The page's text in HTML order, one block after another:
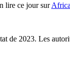
lire ce jour sur
de 2023. Les